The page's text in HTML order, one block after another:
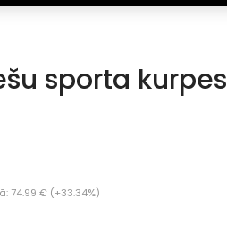
sporta kurpes
74.99 € (+33.34%)